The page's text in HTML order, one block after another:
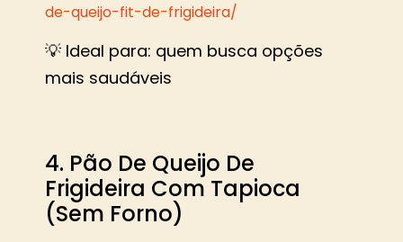
de-queijo-fit-de-frigideira/
💡 Ideal para: quem busca opções
mais saudáveis
4. Pão De Queijo De
Frigideira Com Tapioca
(Sem Forno)